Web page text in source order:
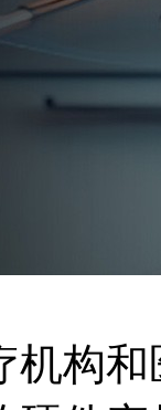
构和